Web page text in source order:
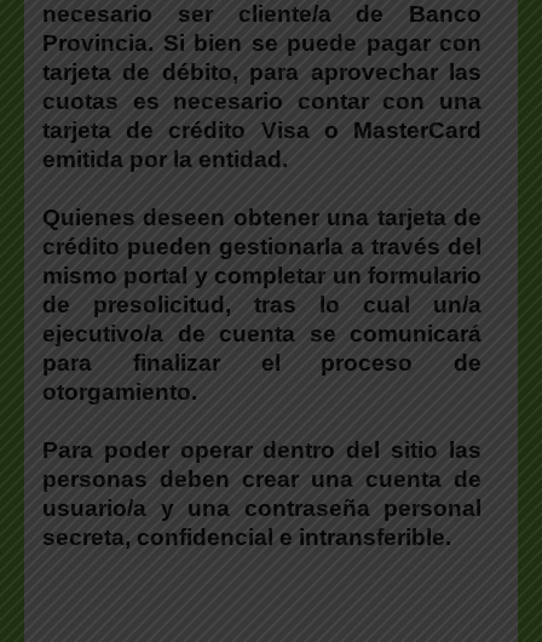
necesario ser cliente/a de Banco
Provincia. Si bien se puede pagar con
tarjeta de débito, para aprovechar las
cuotas es necesario contar con una
tarjeta de crédito Visa o MasterCard
emitida por la entidad.
Quienes deseen obtener una tarjeta de
crédito pueden gestionarla a través del
mismo portal y completar un formulario
de presolicitud, tras lo cual un/a
ejecutivo/a de cuenta se comunicará
para finalizar el proceso de
otorgamiento.
Para poder operar dentro del sitio las
personas deben crear una cuenta de
usuario/a y una contraseña personal
secreta, confidencial e intransferible.